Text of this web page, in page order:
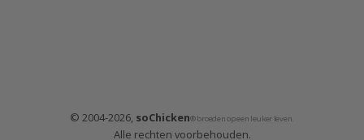
© 2004-2026, soChicken® broeden op een leuker leven.
Alle rechten voorbehouden.